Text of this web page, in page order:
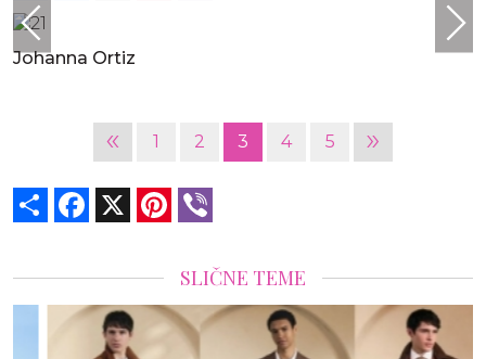
Johanna Ortiz
« 1 2 3 4 5 »
Share Facebook Pinterest
SLIČNE TEME